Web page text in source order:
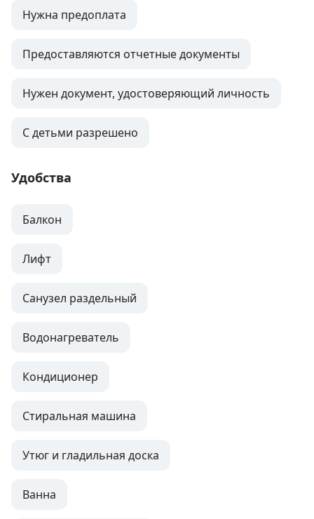
Нужна предоплата
Предоставляются отчетные документы
Нужен документ, удостоверяющий личность
С детьми разрешено
Удобства
Балкон
Лифт
Санузел раздельный
Водонагреватель
Кондиционер
Стиральная машина
Утюг и гладильная доска
Ванна